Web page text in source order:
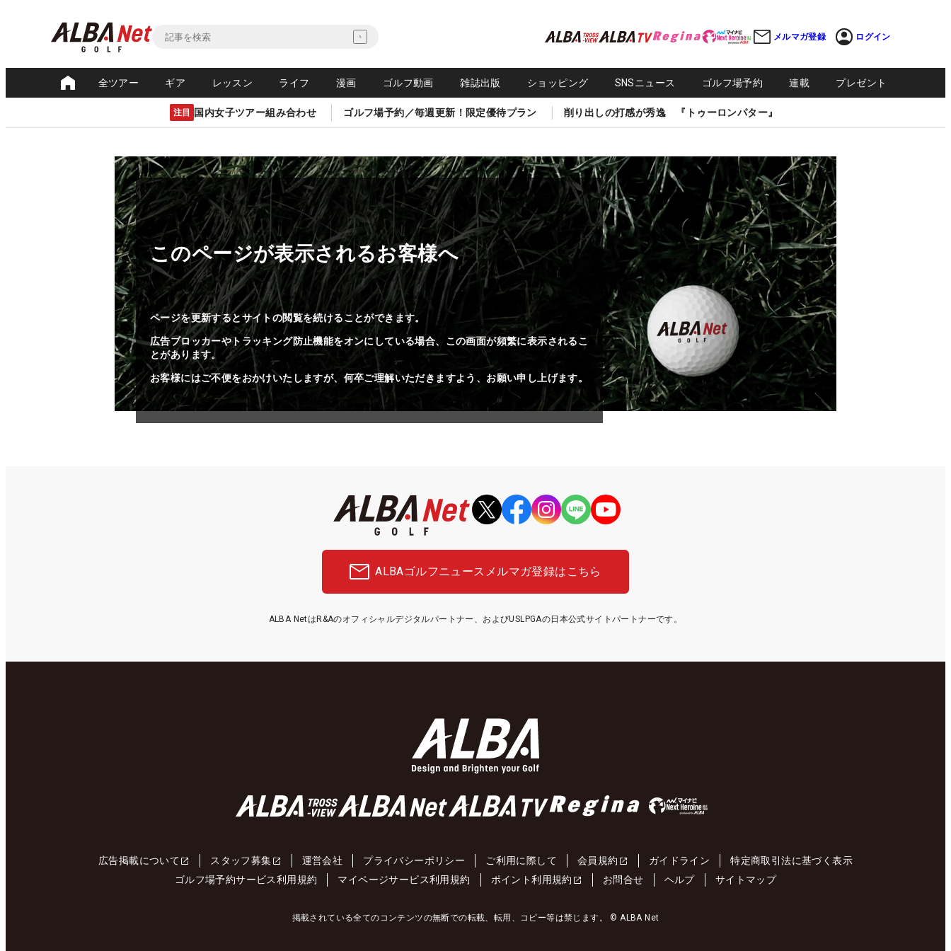
メルマガ登録 ログイン
全ツアー ギア レッスン ライフ 漫画 ゴルフ動画 雑誌出版 ショッピング SNSニュース ゴルフ場予約 連載 プレゼント
注目 国内女子ツアー組み合わせ ゴルフ場予約／毎週更新！限定優待プラン 削り出しの打感が秀逸 『トゥーロンパター』
このページが表示されるお客様へ
ページを更新するとサイトの閲覧を続けることができます。
広告ブロッカーやトラッキング防止機能をオンにしている場合、この画面が頻繁に表示されるこ
とがあります。
お客様にはご不便をおかけいたしますが、何卒ご理解いただきますよう、お願い申し上げます。
ALBAゴルフニュース メルマガ登録はこちら
ALBA NetはR&Aのオフィシャルデジタルパートナー、およびUSLPGAの日本公式サイトパートナーです。
広告掲載について スタッフ募集 運営会社 プライバシーポリシー ご利用に際して 会員規約 ガイドライン
特定商取引法に基づく表示
ゴルフ場予約サービス利用規約
マイページサービス利用規約 ポイント利用規約 お問合せ ヘルプ サイトマップ
掲載されている全てのコンテンツの無断での転載、転用、コピー等は禁じます。 © ALBA Net